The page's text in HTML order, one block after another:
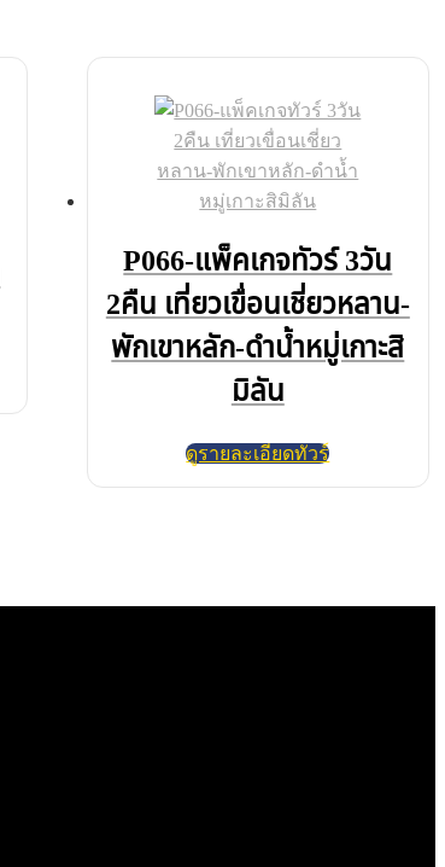
P066-แพ็คเกจทัวร์ 3วัน
2คืน เที่ยวเขื่อนเชี่ยวหลาน-
พักเขาหลัก-ดำน้ำหมู่เกาะสิ
มิลัน
ดูรายละเอียดทัวร์